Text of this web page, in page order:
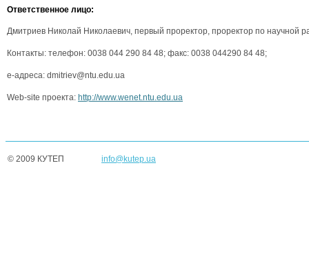
Ответственное лицо:
Дмитриев Николай Николаевич, первый проректор, проректор по научной
Контакты: телефон: 0038 044 290 84 48; факс: 0038 044290 84 48;
е-адреса: dmitriev@ntu.edu.ua
Web-site проекта: http://www.wenet.ntu.edu.ua
© 2009 КУТЕП info@kutep.ua